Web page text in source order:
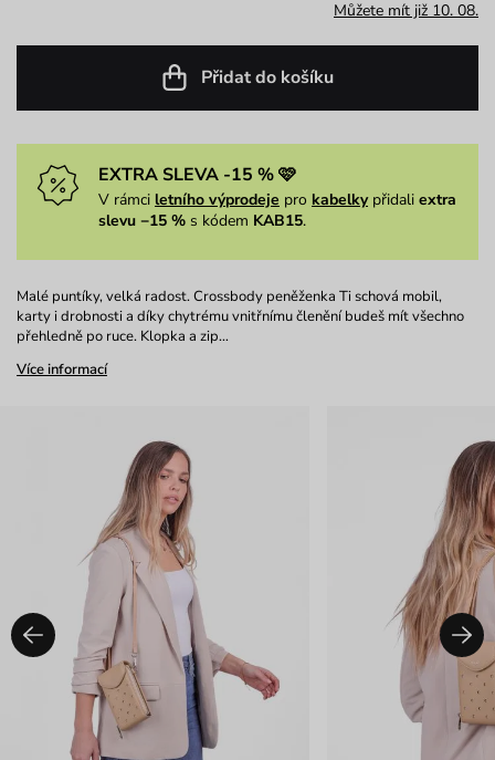
Můžete mít již 10. 08.
Přidat do košíku
EXTRA SLEVA -15 % 🩷
V rámci letního výprodeje pro kabelkypřidali extra
slevu −15 % s kódem KAB15.
Malé puntíky, velká radost. Crossbody peněženka Ti schová mobil,
karty i drobnosti a díky chytrému vnitřnímu členění budeš mít všechno
přehledně po ruce. Klopka a zip…
Více informací